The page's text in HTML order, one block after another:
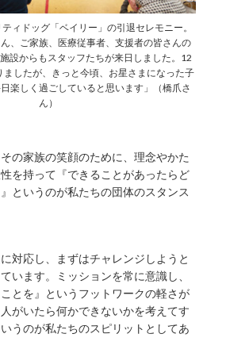
ィドッグ「ベイリー」の引退セレモニー。
ん、ご家族、医療従事者、支援者の皆さんの
設からもスタッフたちが来日しました。12
ましたが、きっと今頃、お星さまになった子
楽しく過ごしていると思います」（橋爪さ
ん）
その家族の笑顔のために、理念やかた
を持って『できることがあったらど
というのが私たちの団体のスタンス
対応し、まずはチャレンジしようと
います。ミッションを常に意識し、
ことを』というフットワークの軽さが
がいたら何かできないかを考えてす
うのが私たちのスピリットとしてあ